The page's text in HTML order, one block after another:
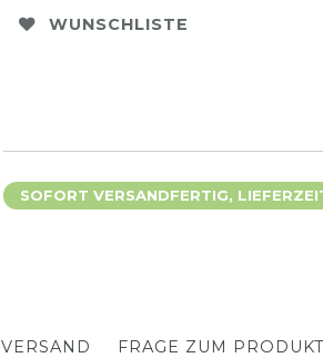
WUNSCHLISTE
SOFORT VERSANDFERTIG,
VERSAND FRAGE ZUM PRODUKT